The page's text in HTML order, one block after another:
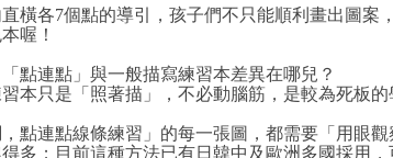
橫各7個點的導引，孩子們不只能順利畫出圖
喔！
點連點」與一般描寫練習本差異在哪兒？
本只是「照著描」，不必動腦筋，是較為死板的
，點連點線條練習」的每一張圖，都需要「用眼
多；目前這種方法已有日韓中及歐洲多國採用